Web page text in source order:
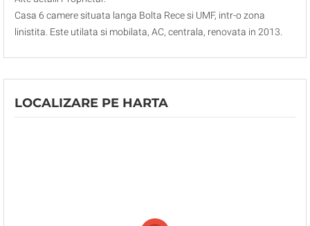
Casa 6 camere situata langa Bolta Rece si UMF, intr-o zona
linistita. Este utilata si mobilata, AC, centrala, renovata in 2013.
LOCALIZARE PE HARTA